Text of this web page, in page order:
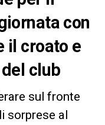
con
il croato e
club
sul fronte
sorprese al